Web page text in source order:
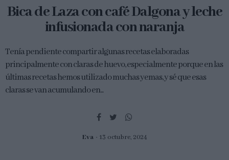
Bica de Laza con café Dalgona y leche
infusionada con naranja
Tenía pendiente compartir algunas recetas elaboradas
principalmente con claras de huevo, especialmente porque en las
últimas recetas hemos utilizado muchas yemas, y sé que esas
claras se van acumulando en...
Eva 13 octubre, 2024